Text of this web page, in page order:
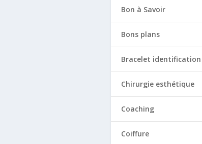
Bon à Savoir
Bons plans
Bracelet identification
Chirurgie esthétique
Coaching
Coiffure